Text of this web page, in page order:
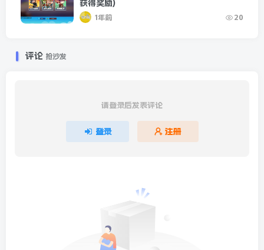
获得奖励)
1年前 20
评论 抢沙发
请登录后发表评论
登录 注册